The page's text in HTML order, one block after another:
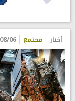
أخبار مجتمع 11:59